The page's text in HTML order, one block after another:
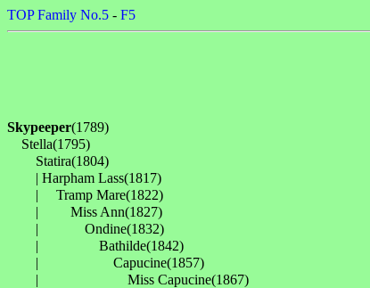
TOP Family No.5 - F5
Skypeeper(1789)
Stella(1795)
Statira(1804)
| Harpham Lass(1817)
| 　Tramp Mare(1822)
| 　　Miss Ann(1827)
| 　　　Ondine(1832)
| 　　　　Bathilde(1842)
| 　　　　　Capucine(1857)
| 　　　　　　Miss Capucine(1867)